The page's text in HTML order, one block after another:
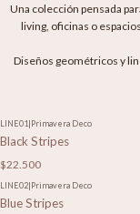
Una colección pensada
living, oficinas o
Diseños geométricos y
LINE01 Primavera Deco
Black Stripes
$22.500
LINE02|Primavera Deco
Blue Stripes